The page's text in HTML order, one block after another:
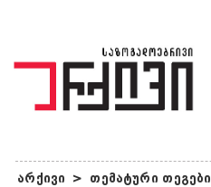
არქივი > თემატური თეგები